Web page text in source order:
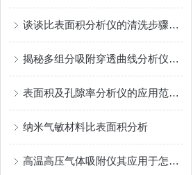
谈谈比表面积分析仪的清洗步骤和注意事项
揭秘多组分吸附穿透曲线分析仪：关键部件全解析
表面积及孔隙率分析仪的应用范围及注意事项
纳米气敏材料比表面积分析
高温高压气体吸附仪其应用于怎样的领域呢？